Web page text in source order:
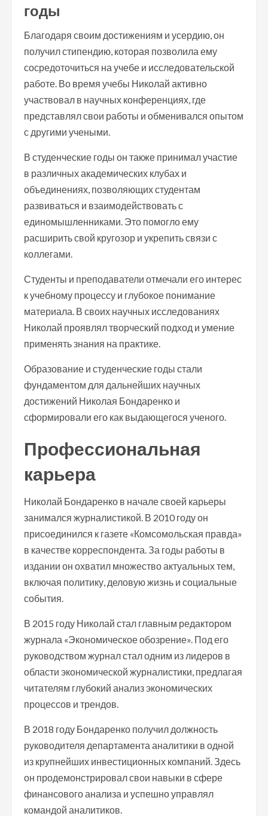
годы
Благодаря своим достижениям и усердию, он
получил стипендию, которая позволила ему
сосредоточиться на учебе и исследовательской
работе. Во время учебы Николай активно
участвовал в научных конференциях, где
представлял свои работы и обменивался опытом
с другими учеными.
В студенческие годы он также принимал участие
в различных академических клубах и
объединениях, позволяющих студентам
развиваться и взаимодействовать с
единомышленниками. Это помогло ему
расширить свой кругозор и укрепить связи с
коллегами.
Студенты и преподаватели отмечали его интерес
к учебному процессу и глубокое понимание
материала. В своих научных исследованиях
Николай проявлял творческий подход и умение
применять знания на практике.
Образование и студенческие годы стали
фундаментом для дальнейших научных
достижений Николая Бондаренко и
сформировали его как выдающегося ученого.
Профессиональная
карьера
Николай Бондаренко в начале своей карьеры
занимался журналистикой. В 2010 году он
присоединился к газете «Комсомольская правда»
в качестве корреспондента. За годы работы в
издании он охватил множество актуальных тем,
включая политику, деловую жизнь и социальные
события.
В 2015 году Николай стал главным редактором
журнала «Экономическое обозрение». Под его
руководством журнал стал одним из лидеров в
области экономической журналистики, предлагая
читателям глубокий анализ экономических
процессов и трендов.
В 2018 году Бондаренко получил должность
руководителя департамента аналитики в одной
из крупнейших инвестиционных компаний. Здесь
он продемонстрировал свои навыки в сфере
финансового анализа и успешно управлял
командой аналитиков.